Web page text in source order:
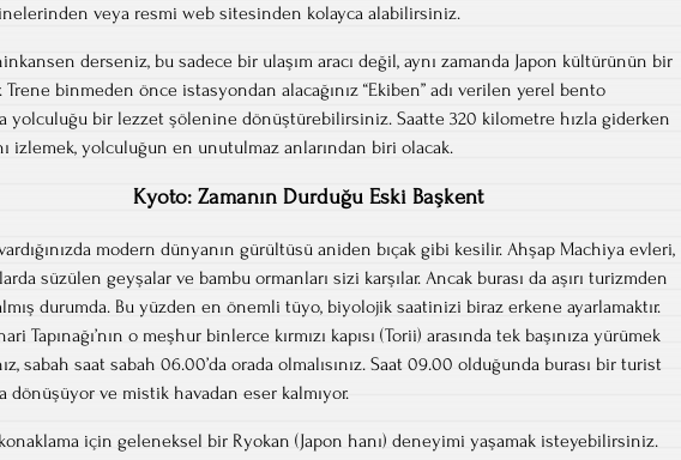
veya resmi web sitesinden kolayca alabilirsiniz.
derseniz, bu sadece bir ulaşım aracı değil, aynı zamanda Japon kültürünün bir
Trene binmeden önce istasyondan alacağınız “Ekiben” adı verilen yerel bento
yolculuğu bir lezzet şölenine dönüştürebilirsiniz. Saatte 320 kilometre hızla giderken
izlemek, yolculuğun en unutulmaz anlarından biri olacak.
Kyoto: Zamanın Durduğu Eski Başkent
modern dünyanın gürültüsü aniden bıçak gibi kesilir. Ahşap Machiya evleri,
süzülen geyşalar ve bambu ormanları sizi karşılar. Ancak burası da aşırı turizmden
durumda. Bu yüzden en önemli tüyo, biyolojik saatinizi biraz erkene ayarlamaktır.
Tapınağı’nın o meşhur binlerce kırmızı kapısı (Torii) arasında tek başınıza yürümek
sabah saat sabah 06.00’da orada olmalısınız. Saat 09.00 olduğunda burası bir turist
dönüşüyor ve mistik havadan eser kalmıyor.
konaklama için geleneksel bir Ryokan (Japon hanı) deneyimi yaşamak isteyebilirsiniz.